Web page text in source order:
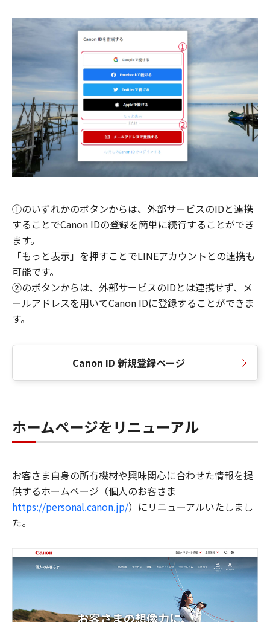
①のいずれかのボタンからは、外部サービスのIDと連携
することでCanon IDの登録を簡単に続行することができ
ます。
「もっと表示」を押すことでLINEアカウントとの連携も
可能です。
②のボタンからは、外部サービスのIDとは連携せず、メ
ールアドレスを用いてCanon IDに登録することができま
す。
Canon ID 新規登録ページ
ホームページをリニューアル
お客さま自身の所有機材や興味関心に合わせた情報を提
供するホームページ（個人のお客さま
https://personal.canon.jp/）にリニューアルいたしまし
た。